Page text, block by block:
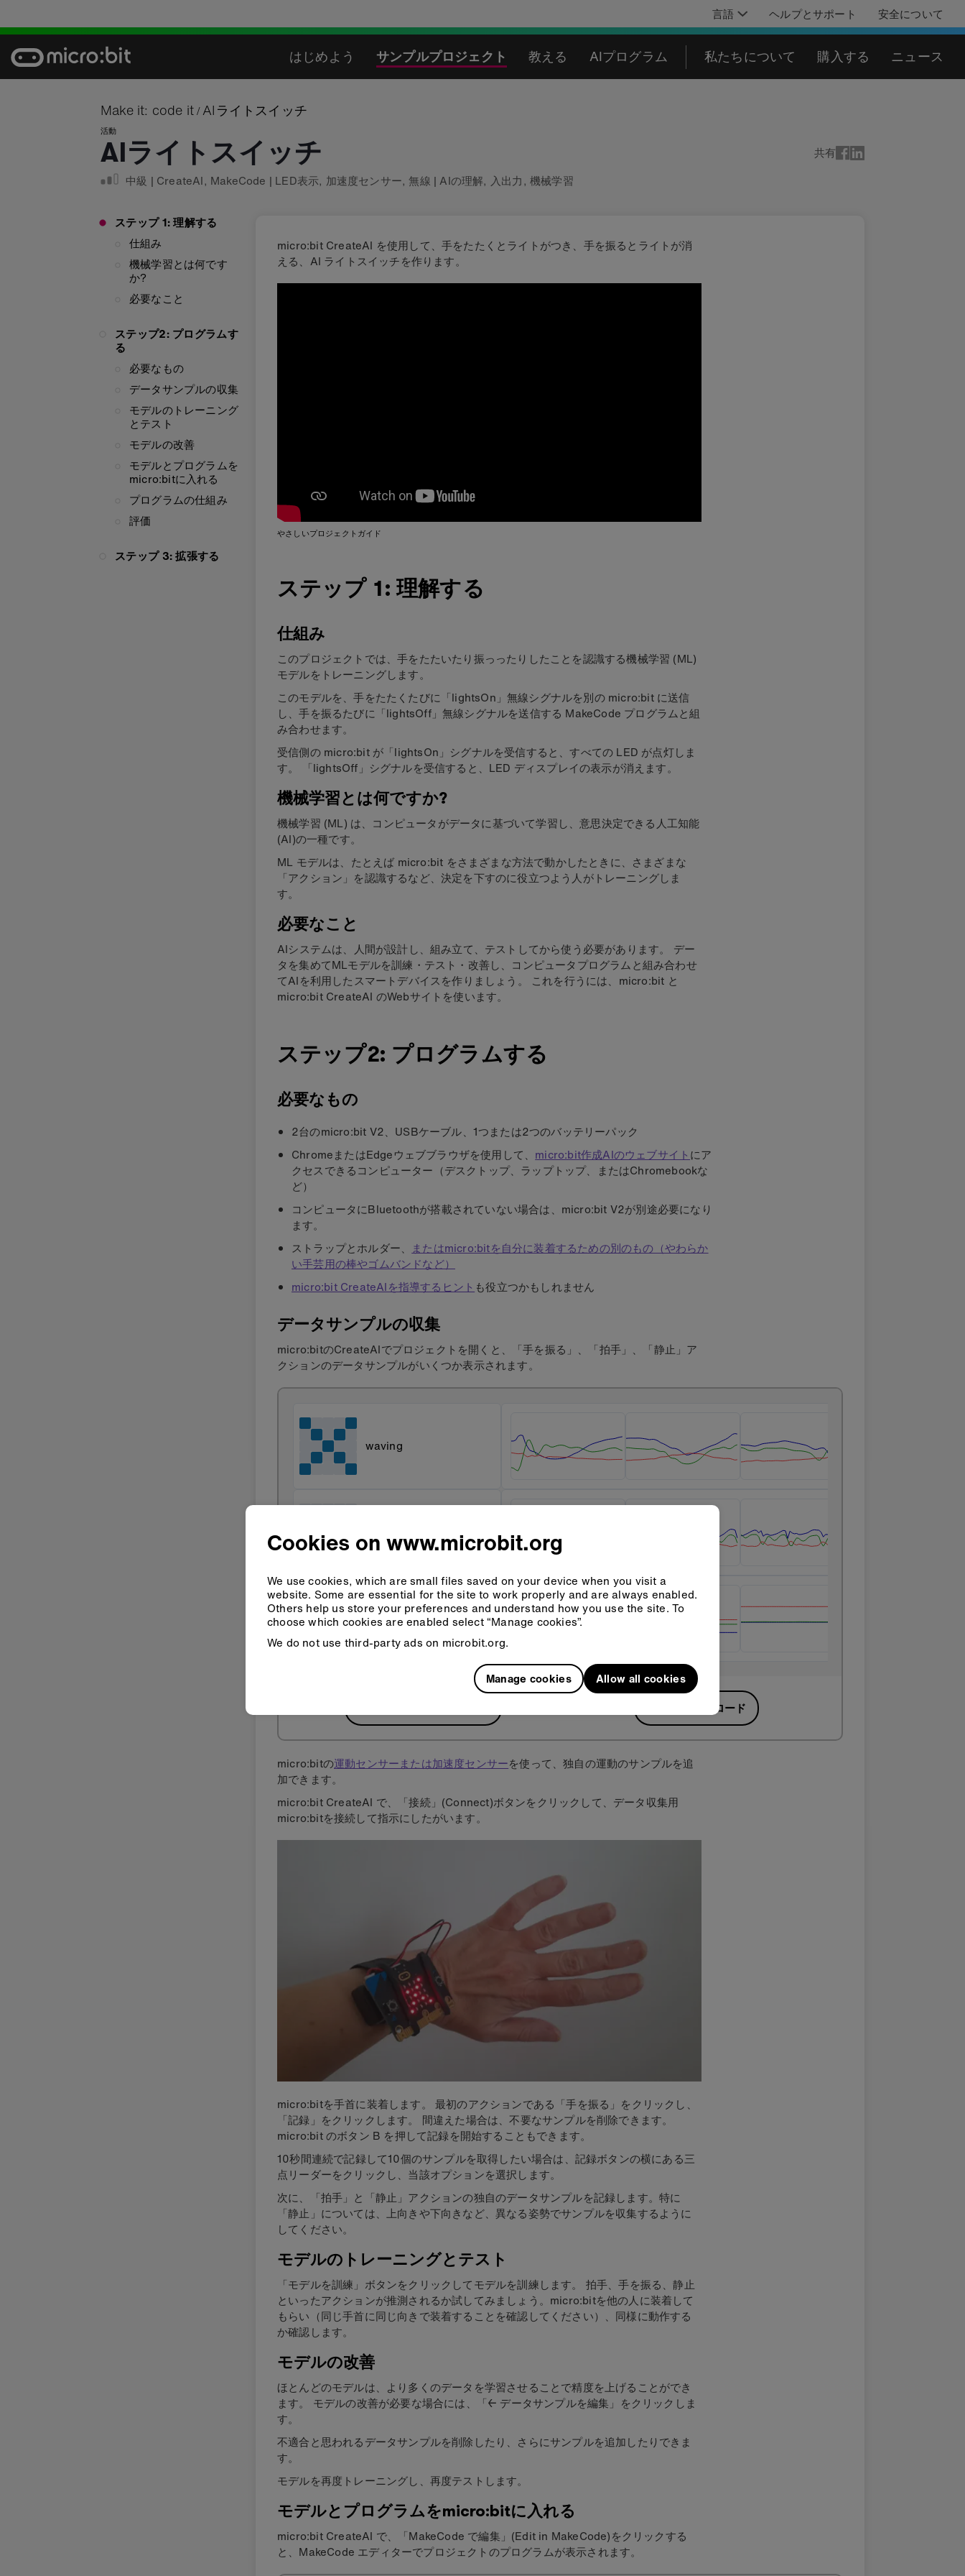
content
言語 ヘルプとサポート 安全について
はじめよう サンプルプロジェクト 教える AIプログラム 私たちについて 購入する ニュース
Make it: code it / AIライトスイッチ
活動
AIライトスイッチ
共有
中級 | CreateAI, MakeCode | LED表示, 加速度センサー, 無線 |AIの理解, 入出力, 機械学習
ステップ 1: 理解する
仕組み
機械学習とは何です
か?
必要なこと
ステップ2: プログラムす
る
必要なもの
データサンプルの収集
モデルのトレーニング
とテスト
モデルの改善
モデルとプログラムを
micro:bitに入れる
プログラムの仕組み
評価
ステップ 3: 拡張する
micro:bit CreateAI を使用して、手をたたくとライトがつき、手を振るとライトが消
える、AI ライトスイッチを作ります。
やさしいプロジェクトガイド
ステップ 1: 理解する
仕組み
このプロジェクトでは、手をたたいたり振っったりしたことを認識する機械学習 (ML)
モデルをトレーニングします。
このモデルを、手をたたくたびに「lightsOn」無線シグナルを別の micro:bit に送信
し、手を振るたびに「lightsOff」無線シグナルを送信する MakeCode プログラムと組
み合わせます。
受信側の micro:bit が「lightsOn」シグナルを受信すると、すべての LED が点灯しま
す。 「lightsOff」シグナルを受信すると、LED ディスプレイの表示が消えます。
機械学習とは何ですか?
機械学習 (ML) は、コンピュータがデータに基づいて学習し、意思決定できる人工知能
(AI)の一種です。
ML モデルは、たとえば micro:bit をさまざまな方法で動かしたときに、さまざまな
「アクション」を認識するなど、決定を下すのに役立つよう人がトレーニングしま
す。
必要なこと
AIシステムは、人間が設計し、組み立て、テストしてから使う必要があります。 デー
タを集めてMLモデルを訓練・テスト・改善し、コンピュータプログラムと組み合わせ
てAIを利用したスマートデバイスを作りましょう。 これを行うには、micro:bit と
micro:bit CreateAI のWebサイトを使います。
ステップ2: プログラムする
必要なもの
2台のmicro:bit V2、USBケーブル、1つまたは2つのバッテリーパック
ChromeまたはEdgeウェブブラウザを使用 して、 micro:bit作成AIのウェブサイト にア
クセスできるコンピューター（デスクトップ、ラップトップ、またはChromebookな
ど）
コンピュータにBluetoothが搭載されていない場合は、micro:bit V2が別途必要になり
ます。
ストラップとホルダー、
またはmicro:bitを自分に装着するための別のもの（やわらか
い手芸用の棒やゴムバンドなど）
micro:bit CreateAIを指導するヒント も役立つかもしれません
データサンプルの収集
micro:bitのCreateAIでプロジェクトを開くと、「手を振る」、「拍手」、「静止」ア
クションのデータサンプルがいくつか表示されます。
waving
still
HEXをダウンロード
micro:bitの運動センサーまたは加速度センサーを使って、独自の運動のサンプルを追
加できます。
micro:bit CreateAI で、「接続」(Connect)ボタンをクリックして、データ収集用
micro:bitを接続して指示にしたがいます。
micro:bitを手首に装着します。 最初のアクションである「手を振る」をクリックし、
「記録」をクリックします。 間違えた場合は、不要なサンプルを削除できます。
micro:bit のボタン B を押して記録を開始することもできます。
10秒間連続で記録して10個のサンプルを取得したい場合は、記録ボタンの横にある三
点リーダーをクリックし、当該オプションを選択します。
次に、「拍手」と「静止」アクションの独自のデータサンプルを記録します。特に
「静止」については、上向きや下向きなど、異なる姿勢でサンプルを収集するように
してください。
モデルのトレーニングとテスト
「モデルを訓練」ボタンをクリックしてモデルを訓練します。 拍手、手を振る、静止
といったアクションが推測されるか試してみましょう。micro:bitを他の人に装着して
もらい（同じ手首に同じ向きで装着することを確認してください）、同様に動作する
か確認します。
モデルの改善
ほとんどのモデルは、より多くのデータを学習させることで精度を上げることができ
ます。 モデルの改善が必要な場合には、「← データサンプルを編集」をクリックしま
す。
不適合と思われるデータサンプルを削除したり、さらにサンプルを追加したりできま
す。
モデルを再度トレーニングし、再度テストします。
モデルとプログラムをmicro:bitに入れる
micro:bit CreateAI で、「MakeCode で編集」(Edit in MakeCode)をクリックする
と、MakeCode エディターでプロジェクトのプログラムが表示されます。
Cookies on www.microbit.org
We use cookies, which are small files saved on your device when you visit a
website. Some are essential for the site to work properly and are always enabled.
Others help us store your preferences and understand how you use the site. To
choose which cookies are enabled select “Manage cookies”.
We do not use third-party ads on microbit.org.
Manage cookies Allow all cookies